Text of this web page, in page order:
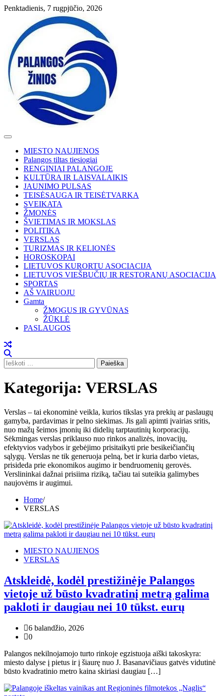
Skip
Penktadienis, 7 rugpjūčio, 2026
MIESTO NAUJIENOS
Palangos tiltas tiesiogiai
RENGINIAI PALANGOJE
KULTŪRA IR LAISVALAIKIS
JAUNIMO PULSAS
TEISĖSAUGA IR TEISĖTVARKA
SVEIKATA
ŽMONĖS
ŠVIETIMAS IR MOKSLAS
POLITIKA
VERSLAS
TURIZMAS IR KELIONĖS
HOROSKOPAI
LIETUVOS KURORTU ASOCIACIJA
LIETUVOS VIEŠBUČIŲ IR RESTORANŲ ASOCIACIJA
SPORTAS
AŠ VAIRUOJU
Gamta
ŽMOGUS IR GYVŪNAS
ŽŪKLĖ
PASLAUGOS
Ieškoti:
Kategorija: VERSLAS
Verslas – tai ekonominė veikla, kurios tikslas yra prekių ar paslaugų
gamyba, pardavimas ir pelno siekimas. Jis gali apimti įvairias sritis,
nuo mažų šeimos įmonių iki didelių tarptautinių korporacijų.
Sėkmingas verslas priklauso nuo rinkos analizės, inovacijų,
efektyvios vadybos ir gebėjimo prisitaikyti prie besikeičiančių
sąlygų. Verslas ne tik generuoja pelną, bet ir kuria darbo vietas,
prisideda prie ekonomikos augimo ir bendruomenių gerovės.
Verslininkai dažnai prisiima riziką, tačiau tai suteikia galimybes
naujovėms ir augimui.
Home
VERSLAS
MIESTO NAUJIENOS
VERSLAS
Atskleidė, kodėl prestižinėje Palangos
vietoje už būsto kvadratinį metrą galima
pakloti ir daugiau nei 10 tūkst. eurų
6 balandžio, 2026
0
Palangos nekilnojamojo turto rinkoje egzistuoja aiški takoskyra:
miesto dalyse į pietus ir į šiaurę nuo J. Basanavičiaus gatvės vidutinė
būsto kvadratinio metro kaina skiriasi daugiau […]